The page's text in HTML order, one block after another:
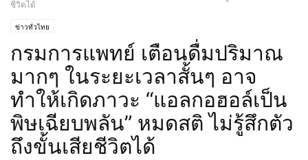
ชีวิตได้
ข่าวทั่วไทย
กรมการแพทย์ เตือนดื่มปริมาณ
มากๆ ในระยะเวลาสั้นๆ อาจ
ทำให้เกิดภาวะ “แอลกอฮอล์เป็น
พิษเฉียบพลัน” หมดสติ ไม่รู้สึกตัว
ถึงขั้นเสียชีวิตได้